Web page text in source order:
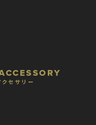
セサリー